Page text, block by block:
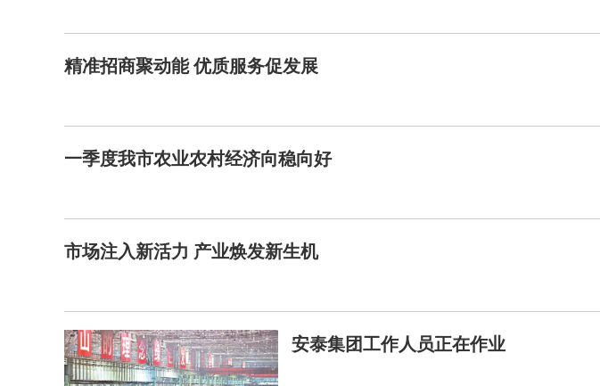
精准招商聚动能 优质服务促发展
一季度我市农业农村经济向稳向好
市场注入新活力 产业焕发新生机
安泰集团工作人员正在作业